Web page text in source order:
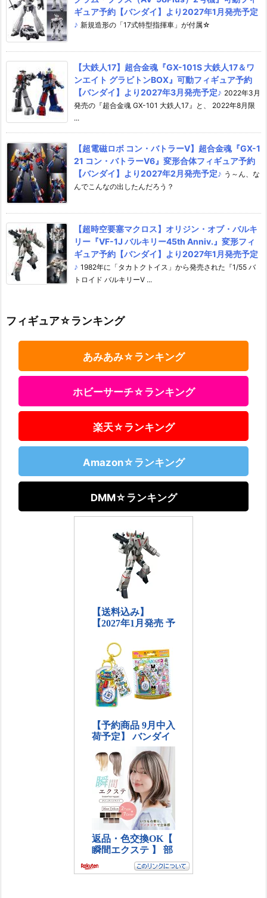
ギュア予約【バンダイ】より2027年1月発売予定
♪ 新規造形の「17式特型指揮車」が付属☆
【大鉄人17】超合金魂『GX-101S 大鉄人17＆ワ
ンエイト グラビトンBOX』可動フィギュア予約
【バンダイ】より2027年3月発売予定♪ 2022年3月
発売の『超合金魂 GX-101 大鉄人17』と、 2022年8月限
...
【超電磁ロボ コン・バトラーV】超合金魂『GX-1
21 コン・バトラーV6』変形合体フィギュア予約
【バンダイ】より2027年2月発売予定♪ う～ん、な
んでこんなの出したんだろう？
【超時空要塞マクロス】オリジン・オブ・バルキ
リー『VF-1J バルキリー45th Anniv.』変形フィ
ギュア予約【バンダイ】より2027年1月発売予定
♪ 1982年に「タカトクトイス」から発売された『1/55 バ
トロイド バルキリーV ...
フィギュア☆ランキング
あみあみ☆ランキング
ホビーサーチ☆ランキング
楽天☆ランキング
Amazon☆ランキング
DMM☆ランキング